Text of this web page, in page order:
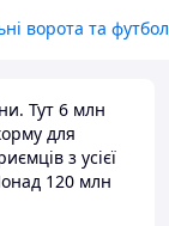
ворота та
Тут 6 млн
для
з усієї
120 млн